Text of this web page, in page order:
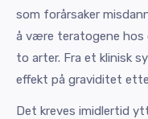
som forårsaker
å være teratogene hos
to arter. Fra et klinisk
effekt på graviditet
Det kreves imidlertid